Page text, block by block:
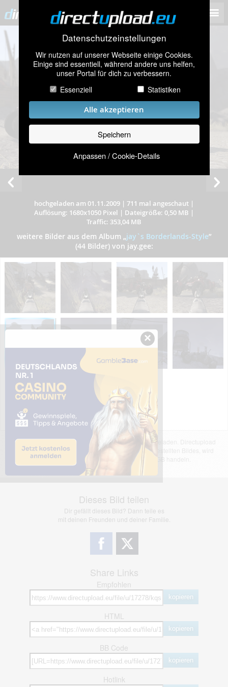
Datenschutzeinstellungen
Wir nutzen auf unserer Webseite einige Cookies.
Einige sind essentiell, während andere uns helfen,
unser Portal für dich zu verbessern.
Essenziell
Statistiken
Alle akzeptieren
Speichern
Anpassen / Cookie-Details
hochgeladen am 01.11.2009 | 711 mal angeschaut |
Auflösung: 1680x1050 Pixel | Dateigröße: 0,50 MB |
Traffic: 353,04 MB
weitere Bilder aus dem Album „jay`s Borderlands-Style”
(44 Bilder) von jay.gee:
Das dargestellte Bild wurde von einem Nutzer hochgeladen. Directupload
übernimmt keinerlei Haftung für den Inhalt des dargestellten Bildes, wird
jedoch bei Verstößen nach §2(3) unserer AGB handeln.
Dieses Bild teilen
Dir gefällt dieses Bild? Dann teile es
mit deinen Freunden und deiner Familie.
Share Links
Empfohlen
kopieren
HTML
kopieren
BB Code
kopieren
Hotlink
×